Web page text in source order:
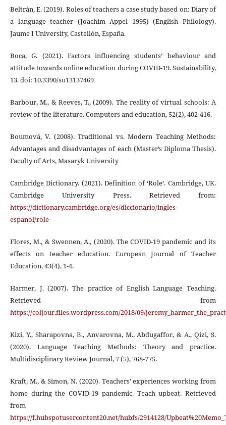
Beltrán, E. (2019). Roles of teachers a case study based on: Diary of
a language teacher (Joachim Appel 1995) (English Philology).
Jaume I University, Castellón, España.
Boca, G. (2021). Factors influencing students’ behaviour and
attitude towards online education during COVID-19. Sustainability,
13. doi: 10.3390/su13137469
Barbour, M., & Reeves, T., (2009). The reality of virtual schools: A
review of the literature. Computers and education, 52(2), 402-416.
Boumová, V. (2008). Traditional vs. Modern Teaching Methods:
Advantages and disadvantages of each (Master’s Diploma Thesis).
Faculty of Arts, Masaryk University
Cambridge Dictionary. (2021). Definition of ‘Role’. Cambridge, UK.
Cambridge University Press. Retrieved from:
https://dictionary.cambridge.org/es/diccionario/ingles-
espanol/role
Flores, M., & Swennen, A., (2020). The COVID-19 pandemic and its
effects on teacher education. European Journal of Teacher
Education, 43(4), 1-4.
Harmer, J. (2007). The practice of English Language Teaching.
Retrieved from
https://coljour.files.wordpress.com/2018/09/
Kizi, Y., Sharapovna, B., Anvarovna, M., Abdugaffor, & A., Qizi, S.
(2020). Language Teaching Methods: Theory and practice.
Multidisciplinary Review Journal, 7 (5), 768-775.
Kraft, M., & Simon, N. (2020). Teachers’ experiences working from
home during the COVID-19 pandemic. Teach upbeat. Retrieved
from
https://f.hubspotusercontent20.net/hubfs/2914128/